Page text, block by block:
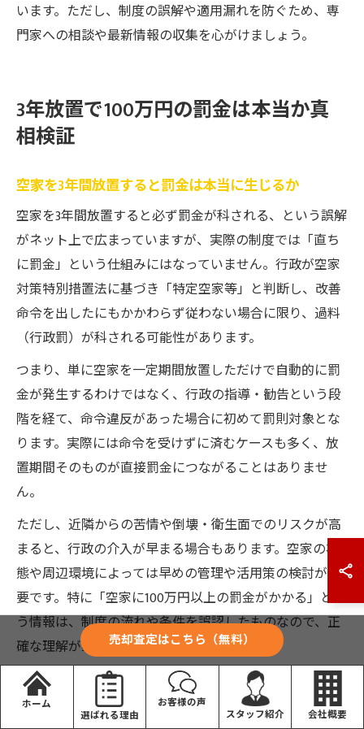
います。ただし、制度の誤解や適用漏れを防ぐため、専
門家への相談や最新情報の収集を心がけましょう。
3年放置で100万円の罰金は本当か真
相検証
空家を3年間放置すると罰金は本当に生じるか
空家を3年間放置すると必ず罰金が科される、という誤解
がネット上で広まっていますが、実際の制度では「直ち
に罰金」という仕組みにはなっていません。行政が空家
対策特別措置法に基づき「特定空家等」と判断し、改善
命令を出したにもかかわらず従わない場合に限り、過料
（行政罰）が科される可能性があります。
つまり、単に空家を一定期間放置しただけで自動的に罰
金が発生するわけではなく、行政の指導・勧告という段
階を経て、命令違反があった場合に初めて罰則対象とな
ります。実際には命令を受けずに済むケースも多く、放
置期間そのものが直接罰金につながることはありませ
ん。
ただし、近隣からの苦情や倒壊・衛生面でのリスクが高
まると、行政の介入が早まる場合もあります。空家の状
態や周辺環境によっては早めの管理や活用策の検討が重
要です。特に「空家に100万円以上の罰金がかかる」とい
う情報は、制度の流れや条件を誤認したものなので、正
確な理解が必要です。
空家の過料と固定資産税増額の違いを解説
売却査定はこちら（無料）
ホーム
選ばれる理由
お客様の声
スタッフ紹介
会社概要